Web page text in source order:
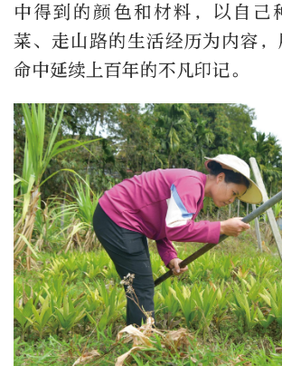
中得到的颜色和材料，以自己
菜、走山路的生活经历为内容
命中延续上百年的不凡印记。